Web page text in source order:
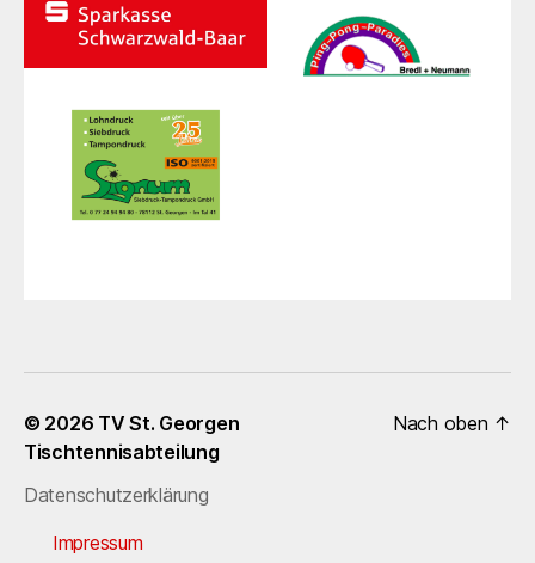
© 2026 TV St. Georgen
Tischtennisabteilung
Datenschutzerklärung
Impressum
Nach oben ↑